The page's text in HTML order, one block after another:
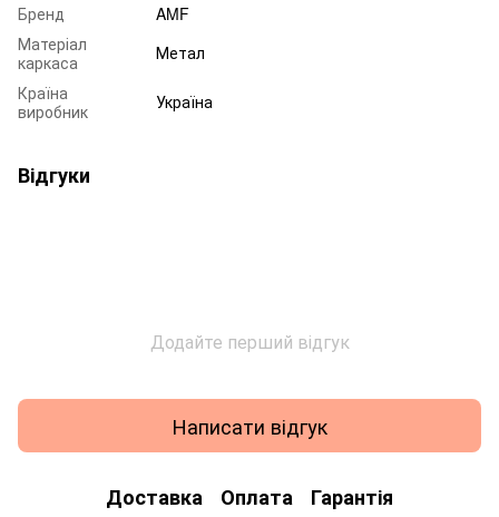
Бренд
AMF
Матеріал
каркаса
Метал
Країна
виробник
Україна
Відгуки
Додайте перший відгук
Написати відгук
Доставка Оплата Гарантія